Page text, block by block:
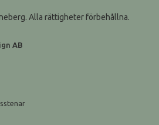
Alla rättigheter förbehållna.
AB